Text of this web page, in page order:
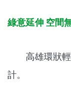
綠意延伸 空間
高雄環狀輕
計。